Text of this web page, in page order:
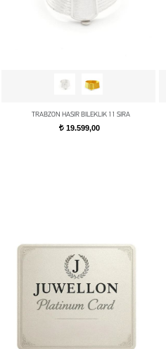
TRABZON HASIR BILEKLIK 11 SIRA
t19.599,00